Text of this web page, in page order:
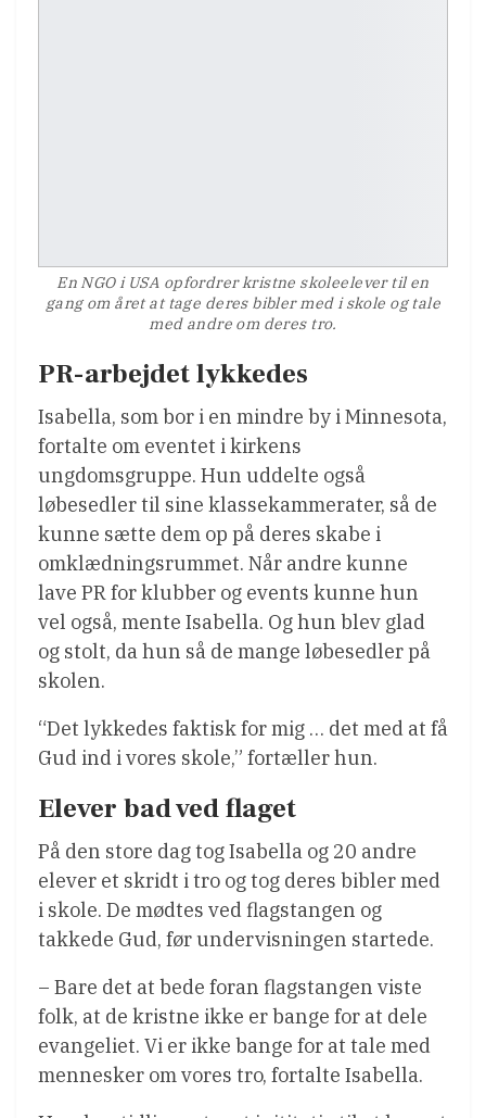
En NGO i USA opfordrer kristne skoleelever til en
gang om året at tage deres bibler med i skole og tale
med andre om deres tro.
PR-arbejdet lykkedes
Isabella, som bor i en mindre by i Minnesota,
fortalte om eventet i kirkens
ungdomsgruppe. Hun uddelte også
løbesedler til sine klassekammerater, så de
kunne sætte dem op på deres skabe i
omklædningsrummet. Når andre kunne
lave PR for klubber og events kunne hun
vel også, mente Isabella. Og hun blev glad
og stolt, da hun så de mange løbesedler på
skolen.
“Det lykkedes faktisk for mig … det med at få
Gud ind i vores skole,” fortæller hun.
Elever bad ved flaget
På den store dag tog Isabella og 20 andre
elever et skridt i tro og tog deres bibler med
i skole. De mødtes ved flagstangen og
takkede Gud, før undervisningen startede.
– Bare det at bede foran flagstangen viste
folk, at de kristne ikke er bange for at dele
evangeliet. Vi er ikke bange for at tale med
mennesker om vores tro, fortalte Isabella.